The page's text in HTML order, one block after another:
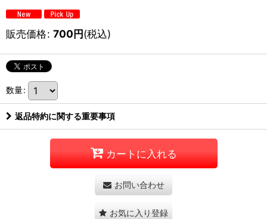
販売価格: 700円(税込)
数量:
返品特約に関する重要事項
カートに入れる
お問い合わせ
お気に入り登録